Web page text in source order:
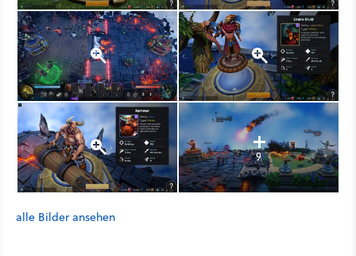
9
alle Bilder ansehen